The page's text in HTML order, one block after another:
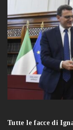
Tutte le facce di